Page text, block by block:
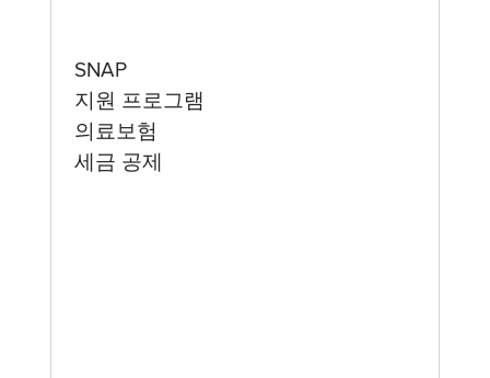
SNAP
지원 프로그램
의료보험
세금 공제